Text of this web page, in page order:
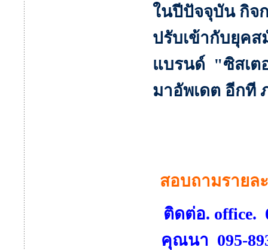
ในปีปัจจุบัน กิจ
ปรับเข้ากับยุค
แบรนด์ "ซิสเต
มาอัพเดต อีกที
สอบถามรายล
ติดต่อ. office.
คุณนา 095-